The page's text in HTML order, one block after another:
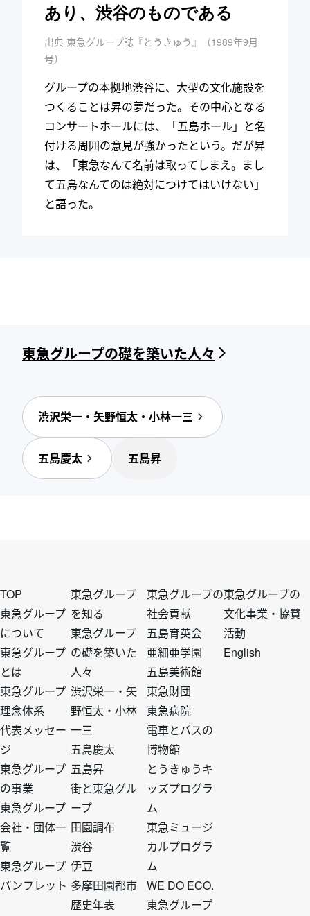
あり、渋谷のものである
出典 東急グループ誌『とうきゅう』（1989年9月
号）
グループの本拠地渋谷に、大型の文化施設を
つくることは昇の夢だった。その中心となる
コンサートホールには、「五島ホール」と名
付ける周囲の意見が強かったという。だが昇
は、「東急なんて名前は取ってしまえ。まし
て五島なんてのは絶対につけてはいけない」
と語った。
東急グループの礎を築いた人々
渋沢栄一・矢野恒太・小林一三
五島慶太 五島昇
フ
ッ
タ
ー
ト
ッ
プ
1
TOP
東急グループ
について
東急グループ
とは
東急グループ
理念体系
代表メッセー
ジ
東急グループ
の事業
東急グループ
会社・団体一
覧
東急グループ
パンフレット
フ
ッ
タ
ー
ト
ッ
プ
2
東急グループ
を知る
東急グループ
の礎を築いた
人々
渋沢栄一・矢
野恒太・小林
一三
五島慶太
五島昇
街と東急グル
ープ
田園調布
渋谷
伊豆
多摩田園都市
歴史年表
フ
ッ
タ
ー
ト
ッ
プ
3
東急グループの
社会貢献
五島育英会
亜細亜学園
五島美術館
東急財団
東急病院
電車とバスの
博物館
とうきゅうキ
ッズプログラ
ム
東急ミュージ
カルプログラ
ム
WE DO ECO.
東急グループ
フ
ッ
東急グループの
文化事業・協賛
活動
English